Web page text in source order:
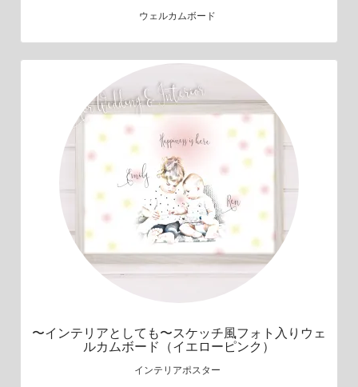
ウェルカムボード
〜インテリアとしても〜スケッチ風フォト入りウェ
ルカムボード（イエローピンク）
インテリアポスター